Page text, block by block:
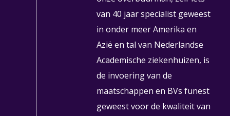
van 40 jaar specialist geweest
in onder meer Amerika en
Azië en tal van Nederlandse
Academische ziekenhuizen, is
de invoering van de
maatschappen en BVs funest
geweest voor de kwaliteit van